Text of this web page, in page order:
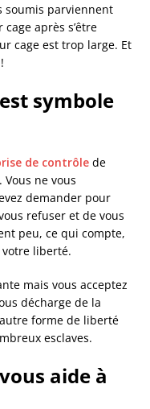
soumis parviennent
après s’être
cage est trop large. Et
symbole
de contrôle de
ne vous
demander pour
refuser et de vous
peu, ce qui compte,
votre liberté.
mais vous acceptez
décharge de la
forme de liberté
esclaves.
aide à